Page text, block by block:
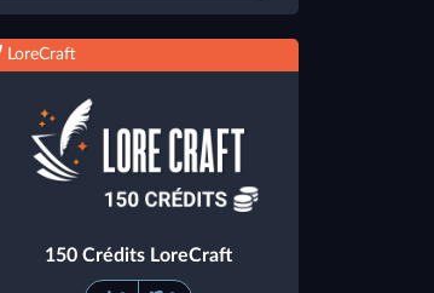
LoreCraft
150 Crédits LoreCraft